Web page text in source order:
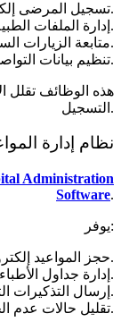
تسجيل المرضى إلكترونياً.
إدارة الملفات الطبية.
متابعة الزيارات السابقة.
تنظيم بيانات التواصل والتأمين.
هذه الوظائف تقلل
التسجيل.
نظام إدارة
Administration
Software.
يوفر:
حجز المواعيد إلكترونياً.
إدارة جداول الأطباء.
إرسال التذكيرات التلقائية.
تقليل حالات عدم الحضور.